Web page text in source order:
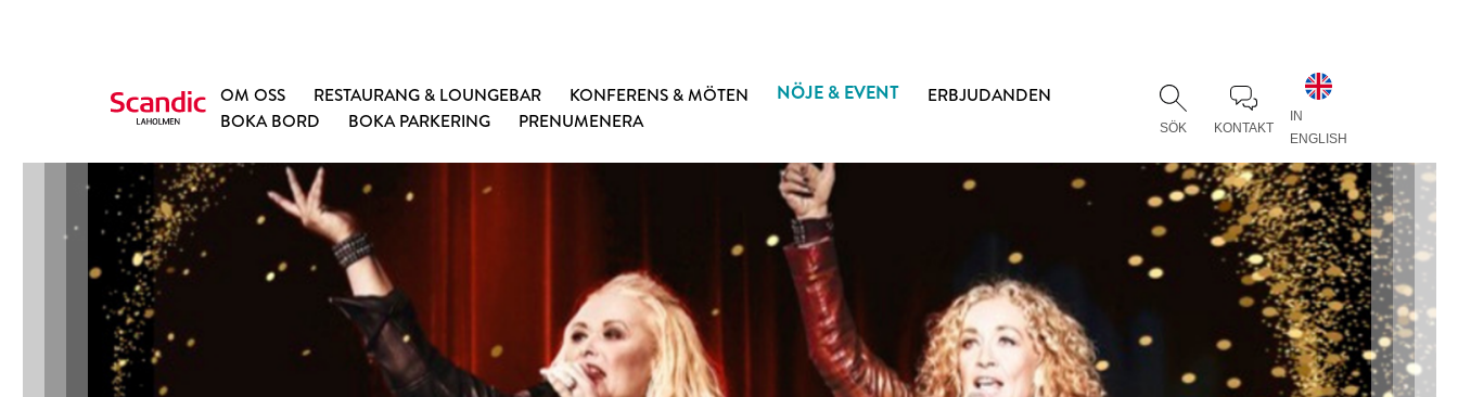
OM OSS RESTAURANG & LOUNGEBAR KONFERENS & MÖTEN NÖJE & EVENT
ERBJUDANDEN
BOKA BORD
BOKA PARKERING PRENUMENERA SÖK KONTAKT
IN
ENGLISH